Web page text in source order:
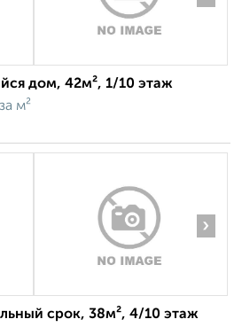
дом, 42м², 1/10 этаж
за м²
›
срок, 38м², 4/10 этаж